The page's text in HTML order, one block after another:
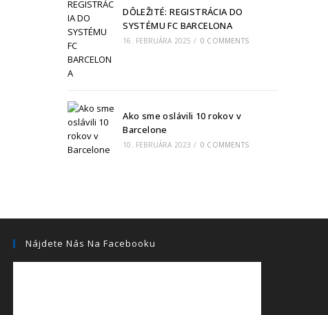
DÔLEŽITÉ: REGISTRÁCIA DO
SYSTÉMU FC BARCELONA
16. FEBRUÁRA 2025 / 0 COMMENTS
Ako sme oslávili 10 rokov v
Barcelone
10. FEBRUÁRA 2023 / 0 COMMENTS
Nájdete Nás Na Facebooku